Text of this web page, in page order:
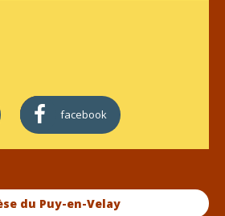
facebook
du Puy-en-Velay